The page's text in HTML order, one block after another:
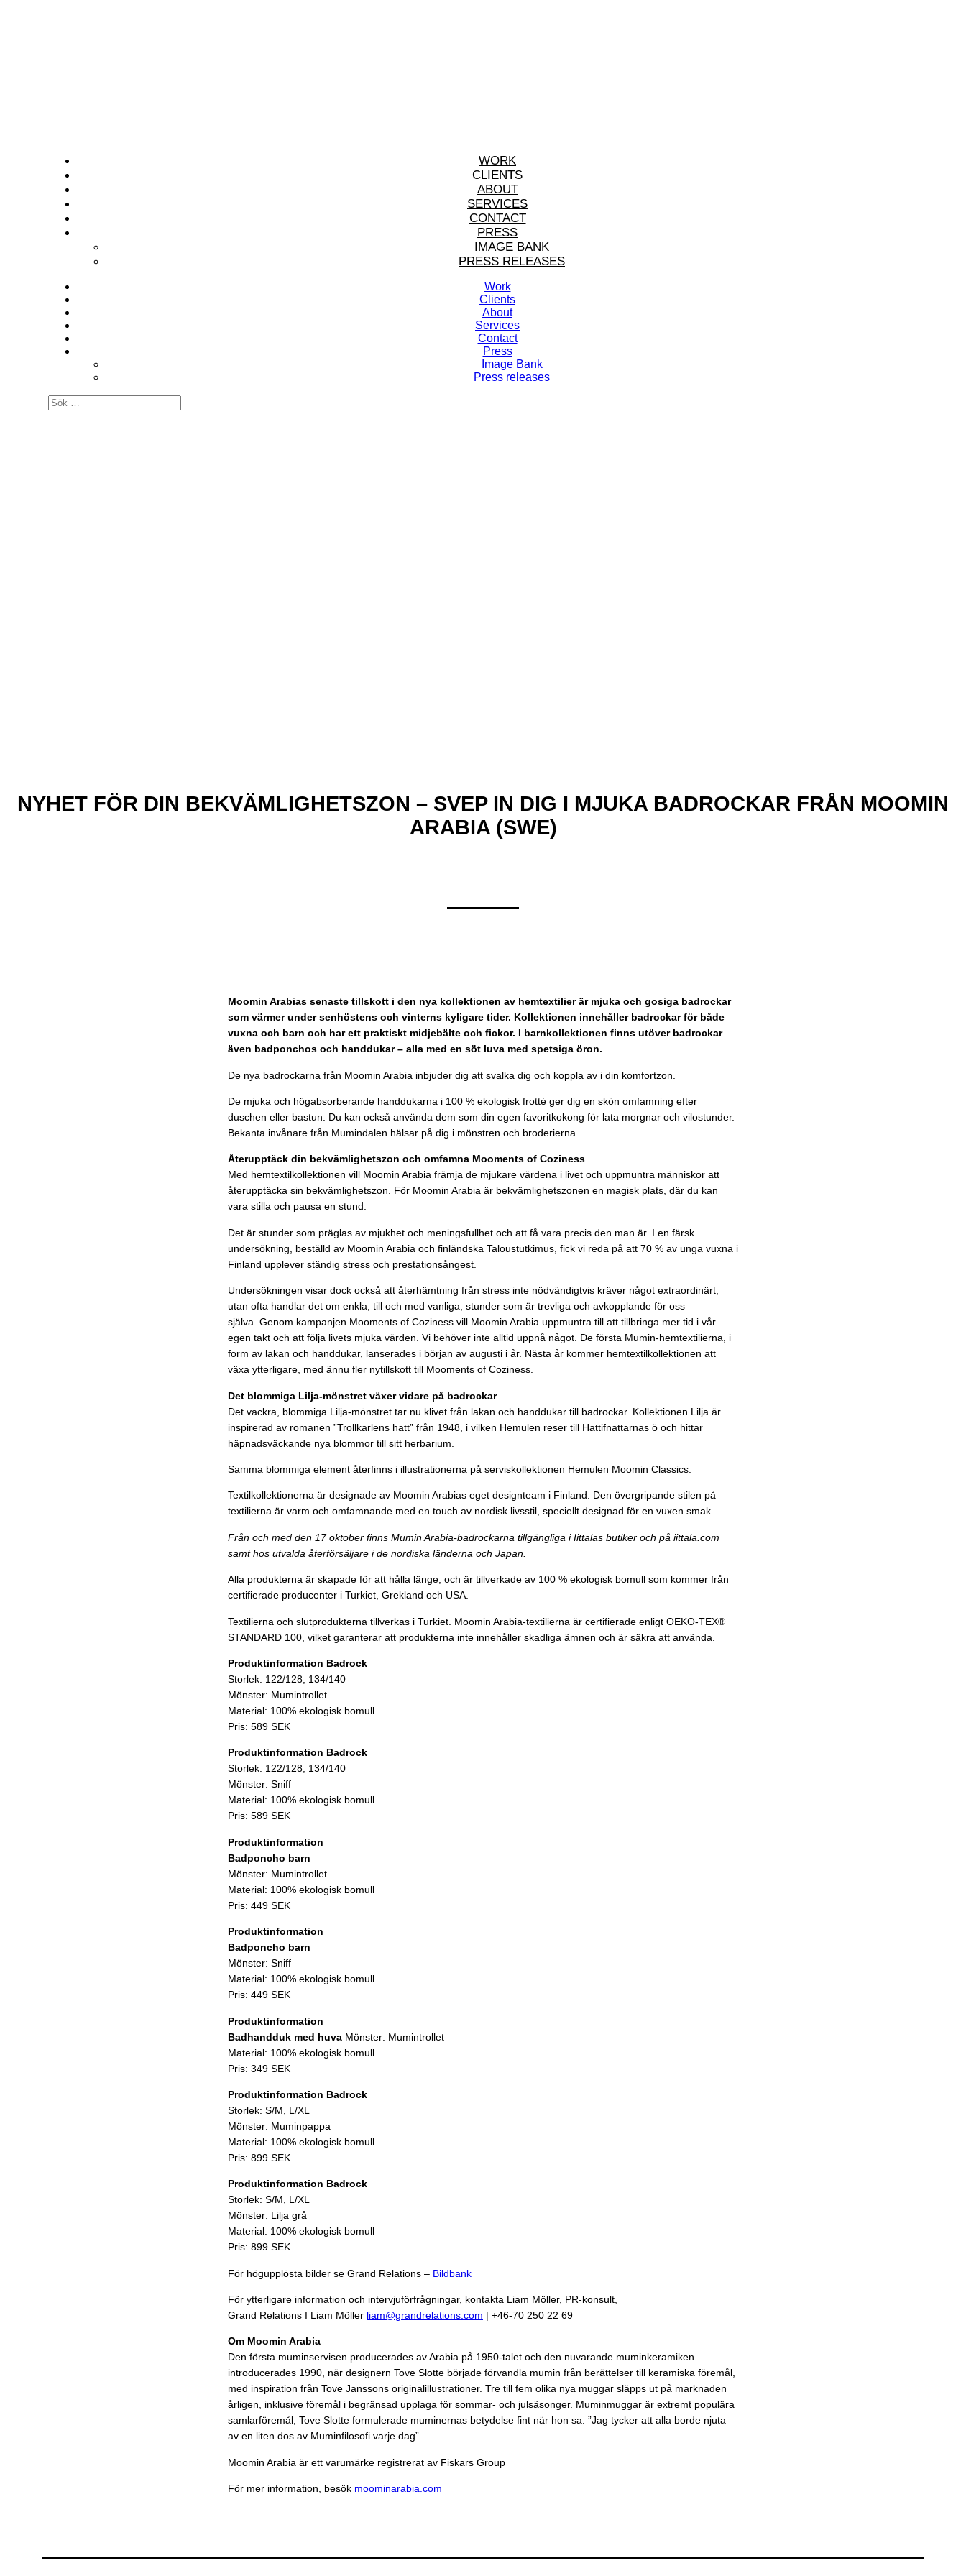
WORK
CLIENTS
ABOUT
SERVICES
CONTACT
PRESS
IMAGE BANK
PRESS RELEASES
Work
Clients
About
Services
Contact
Press
Image Bank
Press releases
NYHET FÖR DIN BEKVÄMLIGHETSZON – SVEP IN DIG I MJUKA BADROCKAR FRÅN MOOMIN
ARABIA (SWE)
Moomin Arabias senaste tillskott i den nya kollektionen av hemtextilier är mjuka och gosiga badrockar
som värmer under senhöstens och vinterns kyligare tider. Kollektionen innehåller badrockar för både
vuxna och barn och har ett praktiskt midjebälte och fickor. I barnkollektionen finns utöver badrockar
även badponchos och handdukar – alla med en söt luva med spetsiga öron.
De nya badrockarna från Moomin Arabia inbjuder dig att svalka dig och koppla av i din komfortzon.
De mjuka och högabsorberande handdukarna i 100 % ekologisk frotté ger dig en skön omfamning efter
duschen eller bastun. Du kan också använda dem som din egen favoritkokong för lata morgnar och vilostunder.
Bekanta invånare från Mumindalen hälsar på dig i mönstren och broderierna.
Återupptäck din bekvämlighetszon och omfamna Mooments of Coziness
Med hemtextilkollektionen vill Moomin Arabia främja de mjukare värdena i livet och uppmuntra människor att
återupptäcka sin bekvämlighetszon. För Moomin Arabia är bekvämlighetszonen en magisk plats, där du kan
vara stilla och pausa en stund.
Det är stunder som präglas av mjukhet och meningsfullhet och att få vara precis den man är. I en färsk
undersökning, beställd av Moomin Arabia och finländska Taloustutkimus, fick vi reda på att 70 % av unga vuxna i
Finland upplever ständig stress och prestationsångest.
Undersökningen visar dock också att återhämtning från stress inte nödvändigtvis kräver något extraordinärt,
utan ofta handlar det om enkla, till och med vanliga, stunder som är trevliga och avkopplande för oss
själva. Genom kampanjen Mooments of Coziness vill Moomin Arabia uppmuntra till att tillbringa mer tid i vår
egen takt och att följa livets mjuka värden. Vi behöver inte alltid uppnå något. De första Mumin-hemtextilierna, i
form av lakan och handdukar, lanserades i början av augusti i år. Nästa år kommer hemtextilkollektionen att
växa ytterligare, med ännu fler nytillskott till Mooments of Coziness.
Det blommiga Lilja-mönstret växer vidare på badrockar
Det vackra, blommiga Lilja-mönstret tar nu klivet från lakan och handdukar till badrockar. Kollektionen Lilja är
inspirerad av romanen ”Trollkarlens hatt” från 1948, i vilken Hemulen reser till Hattifnattarnas ö och hittar
häpnadsväckande nya blommor till sitt herbarium.
Samma blommiga element återfinns i illustrationerna på serviskollektionen Hemulen Moomin Classics.
Textilkollektionerna är designade av Moomin Arabias eget designteam i Finland. Den övergripande stilen på
textilierna är varm och omfamnande med en touch av nordisk livsstil, speciellt designad för en vuxen smak.
Från och med den 17 oktober finns Mumin Arabia-badrockarna tillgängliga i Iittalas butiker och på iittala.com
samt hos utvalda återförsäljare i de nordiska länderna och Japan.
Alla produkterna är skapade för att hålla länge, och är tillverkade av 100 % ekologisk bomull som kommer från
certifierade producenter i Turkiet, Grekland och USA.
Textilierna och slutprodukterna tillverkas i Turkiet. Moomin Arabia-textilierna är certifierade enligt OEKO-TEX®
STANDARD 100, vilket garanterar att produkterna inte innehåller skadliga ämnen och är säkra att använda.
Produktinformation Badrock
Storlek: 122/128, 134/140
Mönster: Mumintrollet
Material: 100% ekologisk bomull
Pris: 589 SEK
Produktinformation Badrock
Storlek: 122/128, 134/140
Mönster: Sniff
Material: 100% ekologisk bomull
Pris: 589 SEK
Produktinformation
Badponcho barn
Mönster: Mumintrollet
Material: 100% ekologisk bomull
Pris: 449 SEK
Produktinformation
Badponcho barn
Mönster: Sniff
Material: 100% ekologisk bomull
Pris: 449 SEK
Produktinformation
Badhandduk med huva Mönster: Mumintrollet
Material: 100% ekologisk bomull
Pris: 349 SEK
Produktinformation Badrock
Storlek: S/M, L/XL
Mönster: Muminpappa
Material: 100% ekologisk bomull
Pris: 899 SEK
Produktinformation Badrock
Storlek: S/M, L/XL
Mönster: Lilja grå
Material: 100% ekologisk bomull
Pris: 899 SEK
För högupplösta bilder se Grand Relations – Bildbank
För ytterligare information och intervjuförfrågningar, kontakta Liam Möller, PR-konsult,
Grand Relations I Liam Möller liam@grandrelations.com | +46-70 250 22 69
Om Moomin Arabia
Den första muminservisen producerades av Arabia på 1950-talet och den nuvarande muminkeramiken
introducerades 1990, när designern Tove Slotte började förvandla mumin från berättelser till keramiska föremål,
med inspiration från Tove Janssons originalillustrationer. Tre till fem olika nya muggar släpps ut på marknaden
årligen, inklusive föremål i begränsad upplaga för sommar- och julsäsonger. Muminmuggar är extremt populära
samlarföremål, Tove Slotte formulerade muminernas betydelse fint när hon sa: ”Jag tycker att alla borde njuta
av en liten dos av Muminfilosofi varje dag”.
Moomin Arabia är ett varumärke registrerat av Fiskars Group
För mer information, besök moominarabia.com